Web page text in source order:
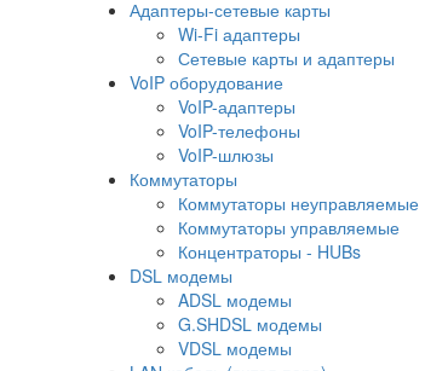
Адаптеры-сетевые карты
Wi-Fi адаптеры
Сетевые карты и адаптеры
VoIP оборудование
VoIP-адаптеры
VoIP-телефоны
VoIP-шлюзы
Коммутаторы
Коммутаторы неуправляемые
Коммутаторы управляемые
Концентраторы - HUBs
DSL модемы
ADSL модемы
G.SHDSL модемы
VDSL модемы